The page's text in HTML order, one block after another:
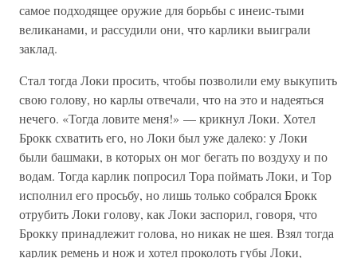
самое подходящее оружие для борьбы с инеис-тыми
великанами, и рассудили они, что карлики выиграли
заклад.
Стал тогда Локи просить, чтобы позволили ему выкупить
свою голову, но карлы отвечали, что на это и надеяться
нечего. «Тогда ловите меня!» — крикнул Локи. Хотел
Брокк схватить его, но Локи был уже далеко: у Локи
были башмаки, в которых он мог бегать по воздуху и по
водам. Тогда карлик попросил Тора поймать Локи, и Тор
исполнил его просьбу, но лишь только собрался Брокк
отрубить Локи голову, как Локи заспорил, говоря, что
Брокку принадлежит голова, но никак не шея. Взял тогда
карлик ремень и нож и хотел проколоть губы Локи,